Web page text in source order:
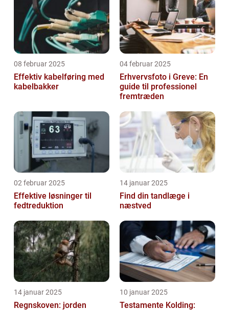
08 februar 2025
Effektiv kabelføring med
kabelbakker
04 februar 2025
Erhvervsfoto i Greve: En
guide til professionel
fremtræden
02 februar 2025
Effektive løsninger til
fedtreduktion
14 januar 2025
Find din tandlæge i
næstved
14 januar 2025
Regnskoven: jorden
10 januar 2025
Testamente Kolding: